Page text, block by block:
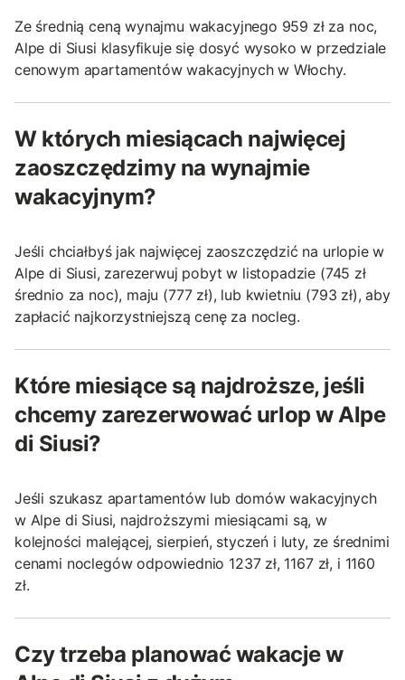
Ze średnią ceną wynajmu wakacyjnego 959 zł za noc,
Alpe di Siusi klasyfikuje się dosyć wysoko w przedziale
cenowym apartamentów wakacyjnych w Włochy.
W których miesiącach najwięcej
zaoszczędzimy na wynajmie
wakacyjnym?
Jeśli chciałbyś jak najwięcej zaoszczędzić na urlopie w
Alpe di Siusi, zarezerwuj pobyt w listopadzie (745 zł
średnio za noc), maju (777 zł), lub kwietniu (793 zł), aby
zapłacić najkorzystniejszą cenę za nocleg.
Które miesiące są najdroższe, jeśli
chcemy zarezerwować urlop w Alpe
di Siusi?
Jeśli szukasz apartamentów lub domów wakacyjnych
w Alpe di Siusi, najdroższymi miesiącami są, w
kolejności malejącej, sierpień, styczeń i luty, ze średnimi
cenami noclegów odpowiednio 1237 zł, 1167 zł, i 1160
zł.
Czy trzeba planować wakacje w